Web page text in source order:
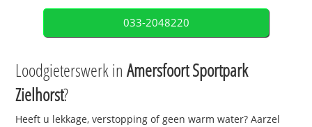
033-2048220
Loodgieterswerk inAmersfoort Sportpark
Zielhorst?
Heeft u lekkage, verstopping of geen warm water? Aarzel